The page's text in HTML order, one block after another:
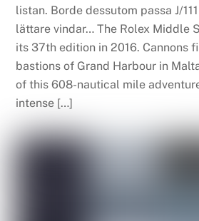
listan. Borde dessutom passa J/
lättare vindar… The Rolex Middle
its 37th edition in 2016. Cannons
bastions of Grand Harbour in
of this 608-nautical mile
intense […]